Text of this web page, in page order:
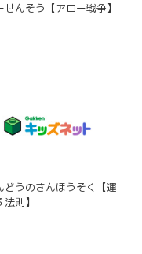
せんそう【アロー戦争】
どうのさんほうそく【運
則】